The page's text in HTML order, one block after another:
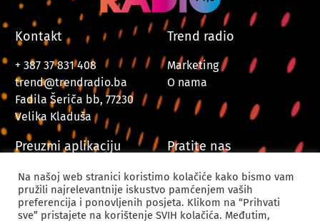
Kontakt
+ 387 37 831 408
trend@trendradio.ba
Fadila Šeriča bb, 77230
Velika Kladuša
Trend radio
Marketing
O nama
Preuzmi aplikaciju Pratite nas
Na našoj web stranici koristimo kolačiće kako bismo vam
pružili najrelevantnije iskustvo pamćenjem vaših
preferencija i ponovljenih posjeta. Klikom na “Prihvati
sve” pristajete na korištenje SVIH kolačića. Međutim,